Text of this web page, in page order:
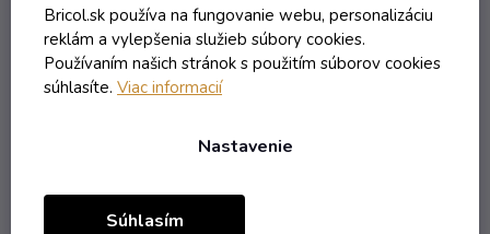
Bricol.sk používa na fungovanie webu, personalizáciu
reklám a vylepšenia služieb súbory cookies.
Používaním našich stránok s použitím súborov cookies
súhlasíte. Viac informacií
Nastavenie
Súhlasím
1,80 € vrátane DPH
1,46 €